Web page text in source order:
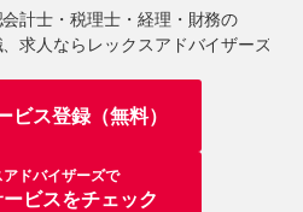
ビス登録（無料）
アドバイザーズで
ビスをチェック